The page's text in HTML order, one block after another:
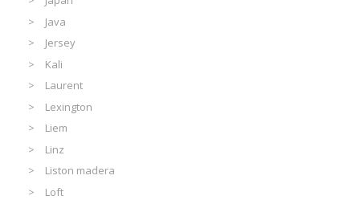
Java
Jersey
Kali
Laurent
Lexington
Liem
Linz
Liston madera
Loft